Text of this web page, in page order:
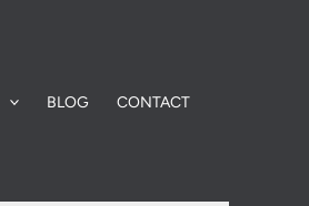
BLOG CONTACT